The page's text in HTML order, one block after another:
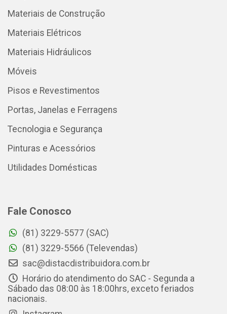
Materiais de Construção
Materiais Elétricos
Materiais Hidráulicos
Móveis
Pisos e Revestimentos
Portas, Janelas e Ferragens
Tecnologia e Segurança
Pinturas e Acessórios
Utilidades Domésticas
Fale Conosco
(81) 3229-5577 (SAC)
(81) 3229-5566 (Televendas)
sac@distacdistribuidora.com.br
Horário do atendimento do SAC - Segunda a
Sábado das 08:00 às 18:00hrs, exceto feriados
nacionais.